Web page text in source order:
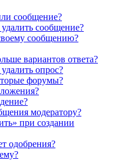
сообщение?
сообщение?
сообщению?
вариантов ответа?
опрос?
форумы?
модератору?
при создании
одобрения?